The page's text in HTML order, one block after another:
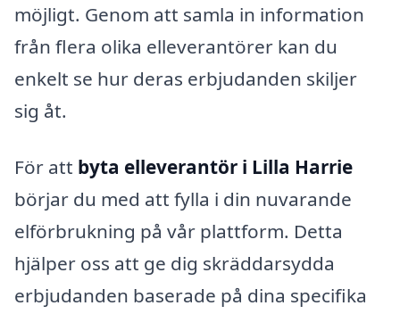
möjligt. Genom att samla in information
från flera olika elleverantörer kan du
enkelt se hur deras erbjudanden skiljer
sig åt.
För att byta elleverantör i Lilla Harrie
börjar du med att fylla i din nuvarande
elförbrukning på vår plattform. Detta
hjälper oss att ge dig skräddarsydda
erbjudanden baserade på dina specifika